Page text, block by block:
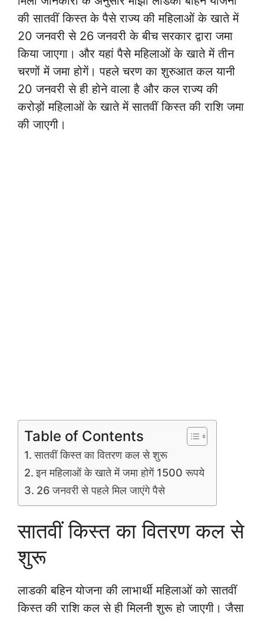
की सातवीं किस्त के पैसे राज्य की महिलाओं के खाते में
20 जनवरी से 26 जनवरी के बीच सरकार द्वारा जमा
किया जाएगा। और यहां पैसे महिलाओं के खाते में तीन
चरणों में जमा होगें। पहले चरण का शुरुआत कल यानी
20 जनवरी से ही होने वाला है और कल राज्य की
करोड़ों महिलाओं के खाते में सातवीं किस्त की राशि जमा
की जाएगी।
Table of Contents
सातवीं किस्त का वितरण कल से शुरू
इन महिलाओं के खाते में जमा होगें 1500 रूपये
26 जनवरी से पहले मिल जाएंगे पैसे
सातवीं किस्त का वितरण कल से
शुरू
लाडकी बहिन योजना की लाभार्थी महिलाओं को सातवीं
किस्त की राशि कल से ही मिलनी शुरू हो जाएगी। जैसा